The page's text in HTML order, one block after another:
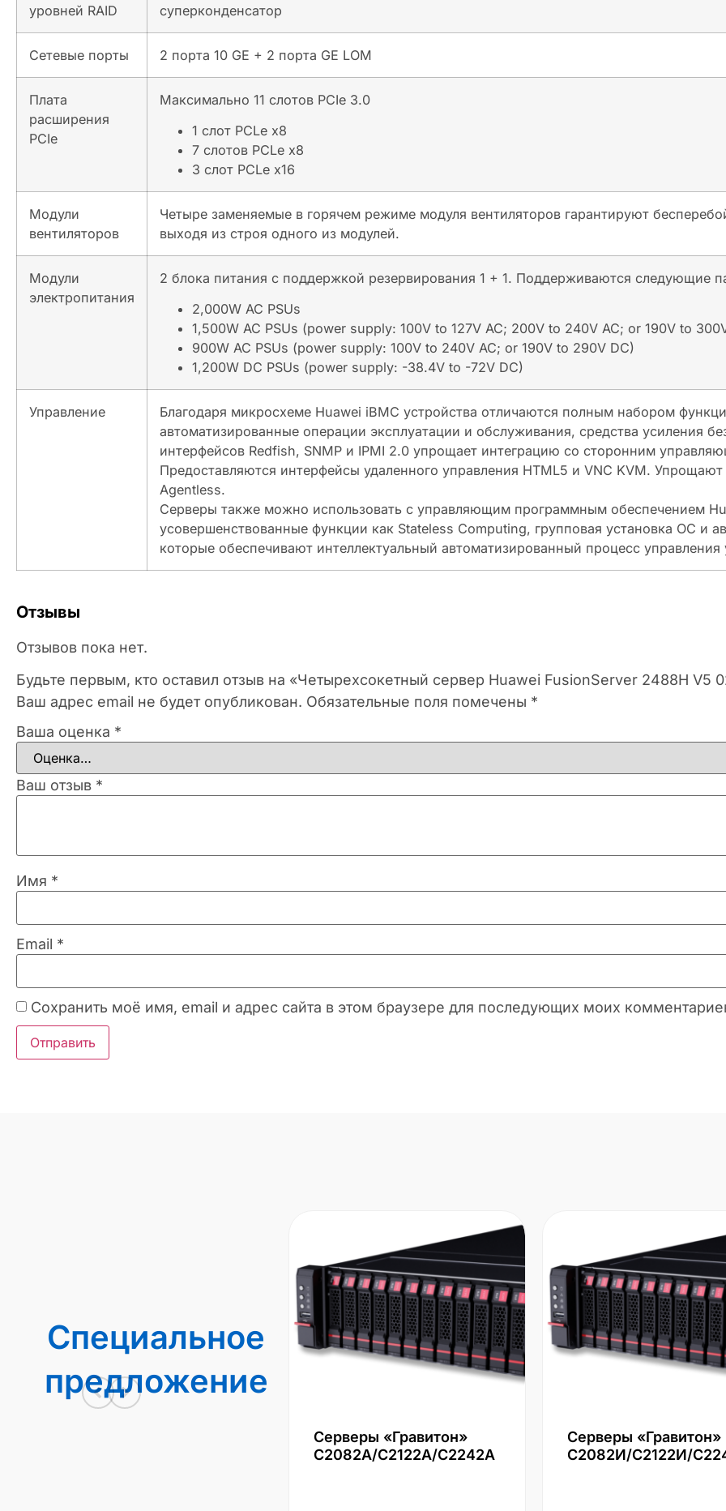
уровней RAID
суперконденсатор
Сетевые порты 2 порта 10 GE + 2 порта GE LOM
Плата
расширения
PCIe
Максимально 11 слотов PCIe 3.0
1 слот PCLe x8
7 слотов PCLe x8
3 слот PCLe x16
Модули
вентиляторов
Четыре заменяемые в горячем режиме модуля вентиляторов гарантируют
выходя из строя одного из модулей.
Модули
электропитания
2 блока питания с поддержкой резервирования 1 + 1. Поддерживаются следующие
2,000W AC PSUs
1,500W AC PSUs (power supply: 100V to 127V AC; 200V to 240V AC; or 190V to
900W AC PSUs (power supply: 100V to 240V AC; or 190V to 290V DC)
1,200W DC PSUs (power supply: -38.4V to -72V DC)
Управление
Благодаря микросхеме Huawei iBMC устройства отличаются полным набором
автоматизированные операции эксплуатации и обслуживания, средства усиления
интерфейсов Redfish, SNMP и IPMI 2.0 упрощает интеграцию со сторонним
Предоставляются интерфейсы удаленного управления HTML5 и VNC KVM.
Agentless.
Серверы также можно использовать с управляющим программным обеспечением
усовершенствованные функции как Stateless Computing, групповая установка ОС и
которые обеспечивают интеллектуальный автоматизированный процесс
Отзывы
Отзывов пока нет.
Будьте первым, кто оставил отзыв на «Четырехсокетный сервер Huawei FusionServer 2488H V5
Ваш адрес email не будет опубликован. Обязательные поля помечены *
Ваша оценка *
Ваш отзыв *
Имя *
Email *
Сохранить моё имя, email и адрес сайта в этом браузере для последующих моих
Специальное
предложение
Серверы «Гравитон»
С2082А/С2122А/С2242А
Серверы «Гравитон»
С2082И/С2122И/